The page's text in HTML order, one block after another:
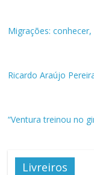
Migrações:
Ricardo Araújo
“Ventura treinou no
Livreiros